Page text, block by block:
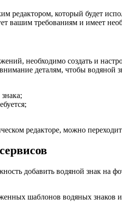
редактором, который будет
вашим требованиям и имеет
необходимо создать и
деталям, чтобы
редакторе, можно
добавить водяной знак на
шаблонов водяных знаков